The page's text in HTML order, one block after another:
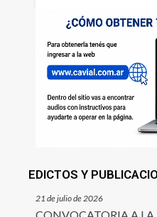
EDICTOS Y
21 de julio de 2026